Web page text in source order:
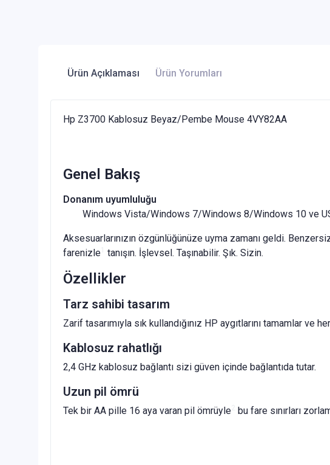
Ürün Açıklaması Ürün Yorumları
Hp Z3700 Kablosuz Beyaz/Pembe Mouse 4VY82AA
Genel Bakış
Donanım uyumluluğu
Windows Vista/Windows 7/Windows 8/Windows 10 ve
Aksesuarlarınızın özgünlüğünüze uyma zamanı geldi.
farenizle tanışın. İşlevsel. Taşınabilir. Şık. Sizin.
Özellikler
Tarz sahibi tasarım
Zarif tasarımıyla sık kullandığınız HP aygıtlarını tamamlar ve
Kablosuz rahatlığı
2,4 GHz kablosuz bağlantı sizi güven içinde bağlantıda tutar.
Uzun pil ömrü
Tek bir AA pille 16 aya varan pil ömrüyle bu fare sınırları